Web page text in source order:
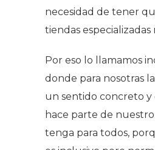
necesidad de tener
tiendas especializadas
Por eso lo llamamos
donde para nosotras
un sentido concreto y
hace parte de
tenga para todos,